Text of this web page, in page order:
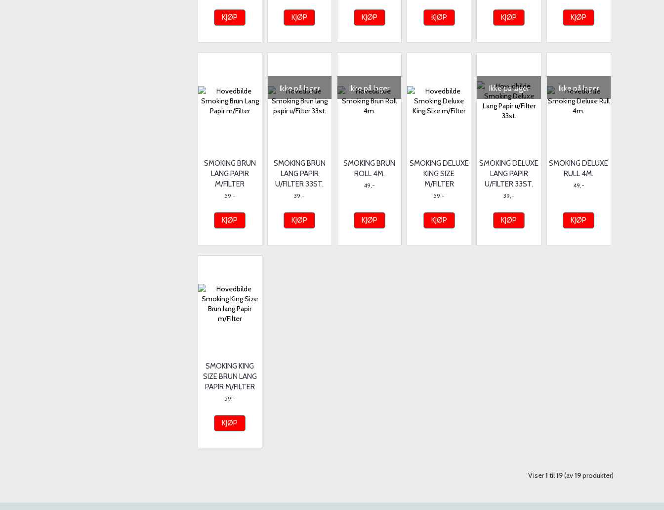
KJØP KJØP KJØP KJØP KJØP KJØP
SMOKING BRUN
LANG PAPIR
M/FILTER
59,-
KJØP
Ikke på lager
SMOKING BRUN
LANG PAPIR
U/FILTER 33ST.
39,-
KJØP
Ikke på lager
SMOKING BRUN
ROLL 4M.
49,-
KJØP
SMOKING DELUXE
KING SIZE
M/FILTER
59,-
KJØP
Ikke på lager
SMOKING DELUXE
LANG PAPIR
U/FILTER 33ST.
39,-
KJØP
Ikke på lager
SMOKING DELUXE
RULL 4M.
49,-
KJØP
SMOKING KING
SIZE BRUN LANG
PAPIR M/FILTER
59,-
KJØP
Viser1 til19(av19produkter)